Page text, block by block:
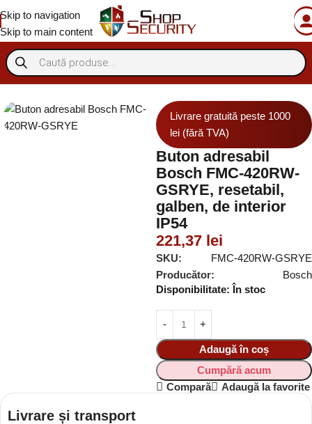
Skip to navigation
Skip to main content
incendiu Anti-incendiu conventional Sirene/butoane conventionale
Livrare gratuită peste 1000
lei (fără TVA)
Buton adresabil
Bosch FMC-420RW-
GSRYE, resetabil,
galben, de interior
IP54
221,37 lei
SKU:
FMC-420RW-GSRYE
Producător:
Bosch
Disponibilitate: În stoc
Adaugă în coș
Cumpără acum
Compară
Adaugă la favorite
Livrare și transport